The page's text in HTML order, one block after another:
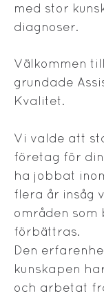
med stor
diagnoser.
Välkommen
grundade
Kvalitet.
Vi valde att
företag för din
ha jobbat
flera år insåg
områden som
förbättras.
Den
kunskapen
och arbetat